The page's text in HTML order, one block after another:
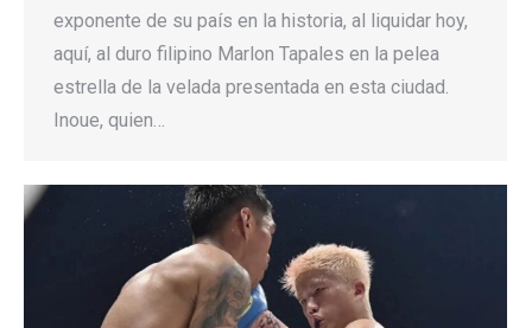
exponente de su país en la historia, al liquidar hoy,
aquí, al duro filipino Marlon Tapales en la pelea
estrella de la velada presentada en esta ciudad.
Inoue, quien…